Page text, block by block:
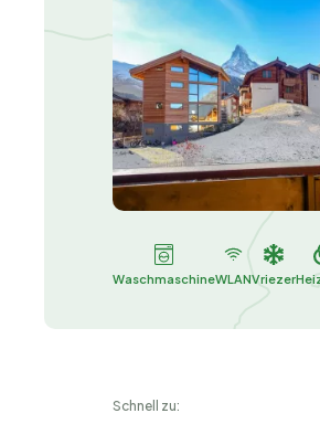
WaschmaschineWLANVriezer
Schnell zu: